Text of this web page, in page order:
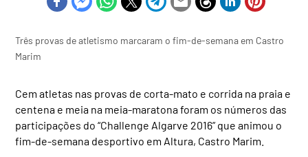
Três provas de atletismo marcaram o fim-de-semana em Castro
Marim
Cem atletas nas provas de corta-mato e corrida na praia e
centena e meia na meia-maratona foram os números das
participações do “Challenge Algarve 2016” que animou o
fim-de-semana desportivo em Altura, Castro Marim.